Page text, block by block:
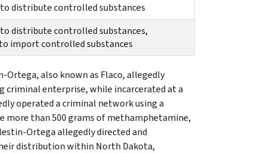
distribute controlled substances
distribute controlled substances,
import controlled substances
Ortega, also known as Flaco, allegedly
criminal enterprise, while incarcerated at a
operated a criminal network using a
than 500 grams of methamphetamine,
Ortega allegedly directed and
distribution within North Dakota,